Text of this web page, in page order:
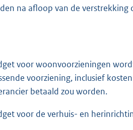
na afloop van de
voor woonvoorzieningen
voorziening, inclusief
betaald zou worden.
voor de verhuis- en